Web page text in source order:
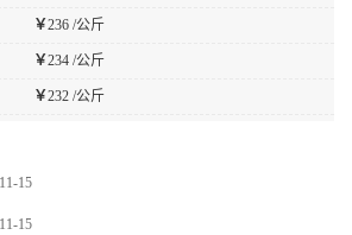
￥236 /公斤
￥234 /公斤
￥232 /公斤
15
15